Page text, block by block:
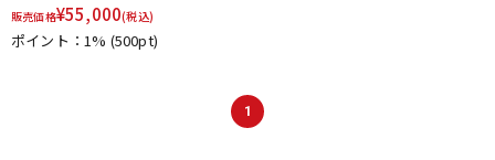
販売価格¥55,000(税込)
ポイント：1% (500pt)
1